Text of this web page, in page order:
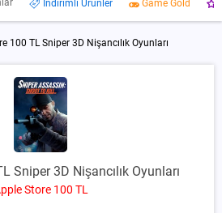
İndirimli Ürünler Game Gold
100 TL Sniper 3D Nişancılık Oyunları
Sniper 3D Nişancılık Oyunları
Store 100 TL